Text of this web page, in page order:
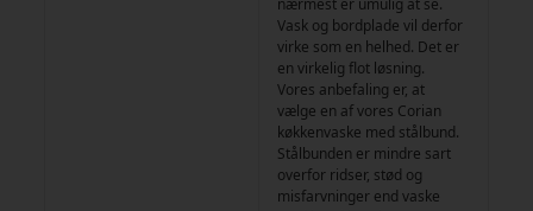
Vask og bordplade vil derfor
virke som en helhed. Det er
en virkelig flot løsning.
Vores anbefaling er, at
vælge en af vores Corian
køkkenvaske med stålbund.
Stålbunden er mindre sart
overfor ridser, stød og
misfarvninger end vaske